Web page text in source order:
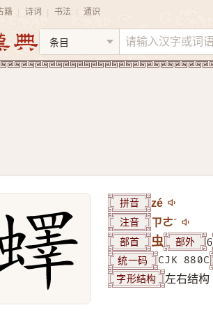
籍 诗词 书法 通识
拼音 zé
注音 ㄗㄜˊ
部首 虫 部外 6
统一码 CJK 880C
字形结构 左右结构